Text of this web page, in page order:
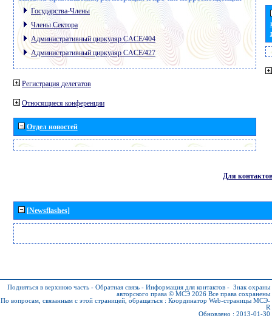
Государства-Члены
Члены Сектора
Административный циркуляр CACE/404
Административный циркуляр CACE/427
Регистрация делегатов
Относящиеся конференции
Отдел новостей
Для контактов
[Newsflashes]
Подняться в верхнюю часть - Обратная связь - Информация для контактов - Знак охраны
авторского права © МСЭ 2026 Все права сохранены
По вопросам, связанным с этой страницей, обращаться : Координатор Web-страницы МСЭ-
R
Обновлено : 2013-01-30